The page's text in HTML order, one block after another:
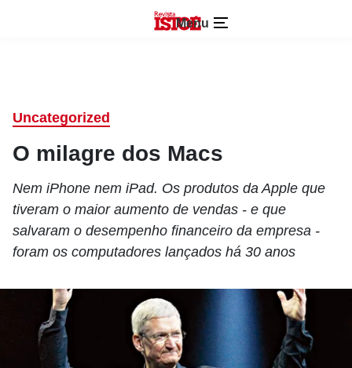
Menu
Uncategorized
O milagre dos Macs
Nem iPhone nem iPad. Os produtos da Apple que
tiveram o maior aumento de vendas - e que
salvaram o desempenho financeiro da empresa -
foram os computadores lançados há 30 anos